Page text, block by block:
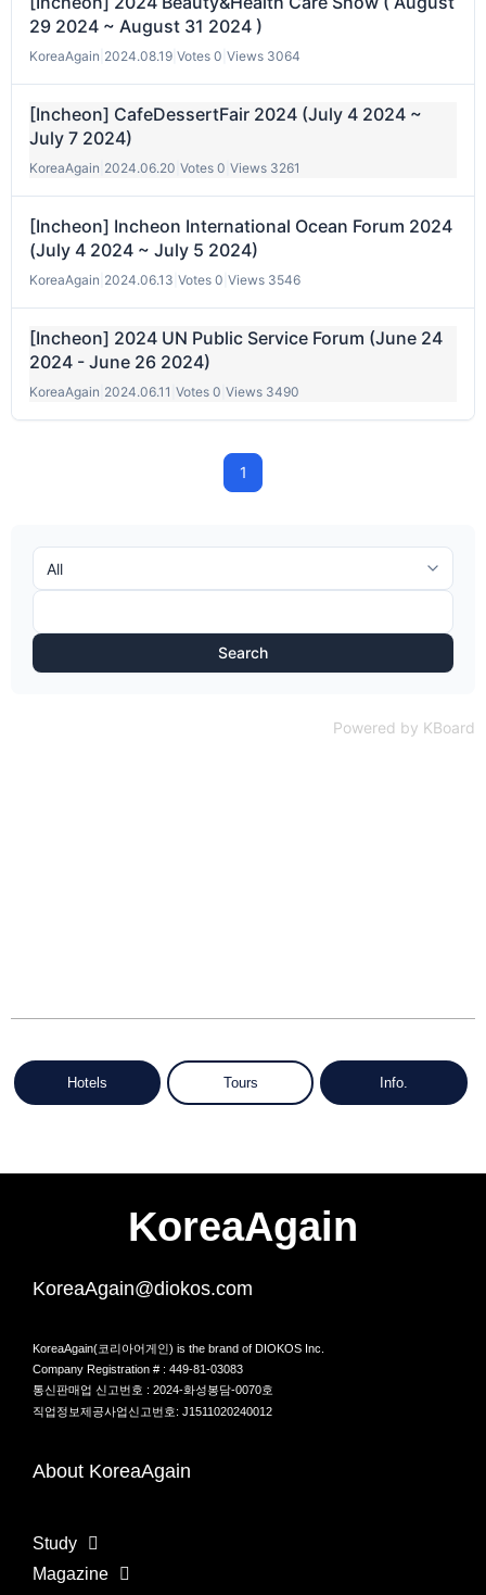
29 2024 ~ August 31 2024 )
KoreaAgain 2024.08.19 Votes 0 Views 3064
[Incheon] CafeDessertFair 2024 (July 4 2024 ~
July 7 2024)
KoreaAgain 2024.06.20 Votes 0 Views 3261
[Incheon] Incheon International Ocean Forum 2024
(July 4 2024 ~ July 5 2024)
KoreaAgain 2024.06.13 Votes 0 Views 3546
[Incheon] 2024 UN Public Service Forum (June 24
2024 - June 26 2024)
KoreaAgain 2024.06.11 Votes 0 Views 3490
1
Search
Powered by KBoard
Hotels Tours Info.
KoreaAgain
KoreaAgain@diokos.com
KoreaAgain(코리아어게인) is the brand of DIOKOS Inc.
Company Registration # : 449-81-03083
통신판매업 신고번호 : 2024-화성봉담-0070호
직업정보제공사업신고번호: J1511020240012
About KoreaAgain
Study
Magazine